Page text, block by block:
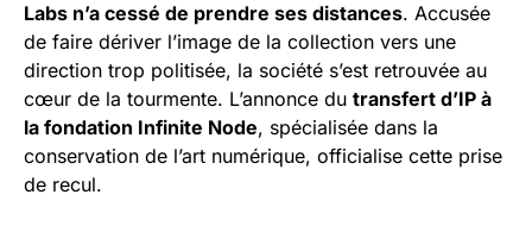
Labs n’a cessé de prendre ses distances. Accusée
de faire dériver l’image de la collection vers une
direction trop politisée, la société s’est retrouvée au
cœur de la tourmente. L’annonce du transfert d’IP à
la fondation Infinite Node, spécialisée dans la
conservation de l’art numérique, officialise cette prise
de recul.